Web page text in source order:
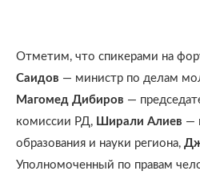
Отметим, что спикерами на
Саидов — министр по делам
Магомед Дибиров —
комиссии РД, Ширали Алиев —
образования и науки региона,
Уполномоченный по правам